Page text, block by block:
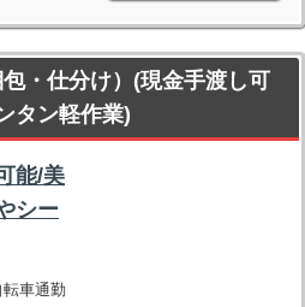
・仕分け）(現金手渡し可
タン軽作業)
能/美
シー
転車通勤